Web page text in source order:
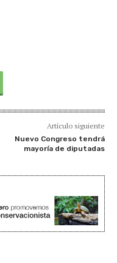
Artículo siguiente
Nuevo Congreso tendrá
mayoría de diputadas